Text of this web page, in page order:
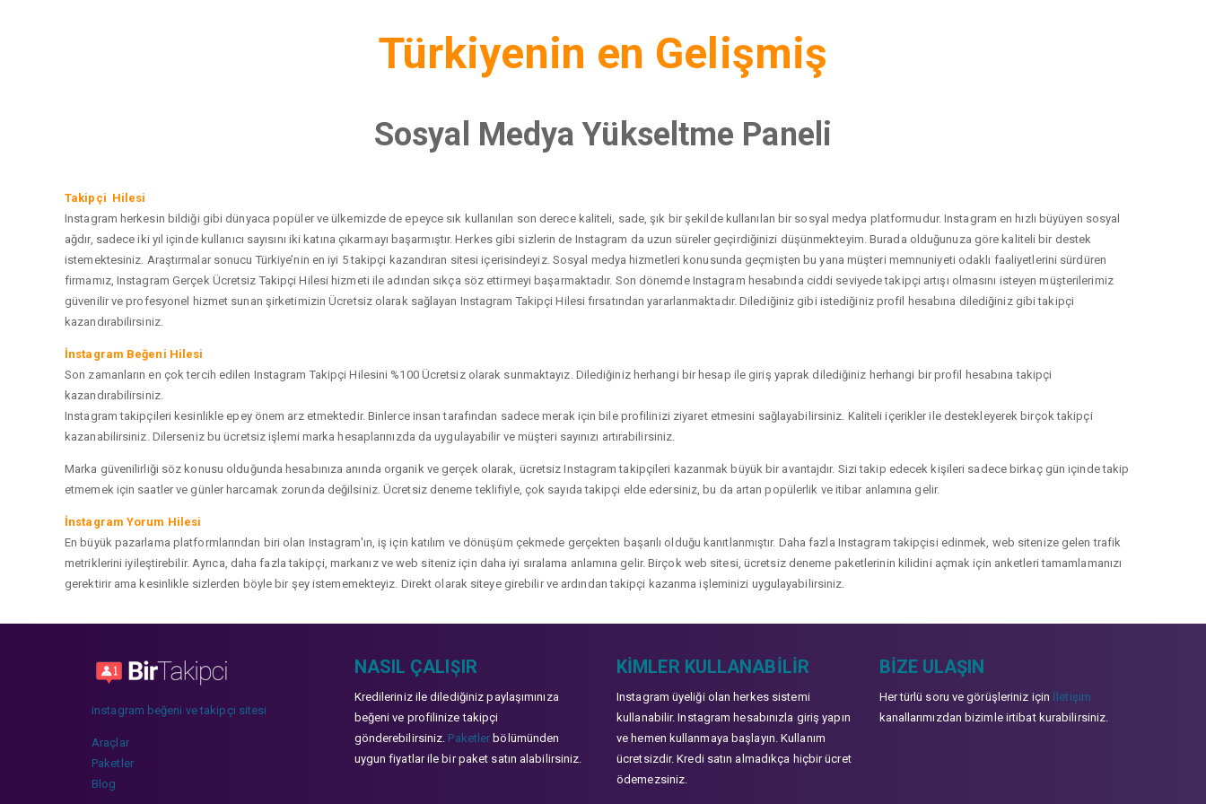
Türkiyenin en Gelişmiş
Sosyal Medya Yükseltme Paneli
Takipçi Hilesi
Instagram herkesin bildiği gibi dünyaca popüler ve ülkemizde de epeyce sık kullanılan son derece kaliteli, sade, şık bir şekilde kullanılan bir sosyal medya platformudur. Instagram en hızlı büyüyen sosyal
ağdır, sadece iki yıl içinde kullanıcı sayısını iki katına çıkarmayı başarmıştır. Herkes gibi sizlerin de Instagram da uzun süreler geçirdiğinizi düşünmekteyim. Burada olduğunuza göre kaliteli bir destek
istemektesiniz. Araştırmalar sonucu Türkiye’nin en iyi 5 takipçi kazandıran sitesi içerisindeyiz. Sosyal medya hizmetleri konusunda geçmişten bu yana müşteri memnuniyeti odaklı faaliyetlerini sürdüren
firmamız, Instagram Gerçek Ücretsiz Takipçi Hilesi hizmeti ile adından sıkça söz ettirmeyi başarmaktadır. Son dönemde Instagram hesabında ciddi seviyede takipçi artışı olmasını isteyen müşterilerimiz
güvenilir ve profesyonel hizmet sunan şirketimizin Ücretsiz olarak sağlayan Instagram Takipçi Hilesi fırsatından yararlanmaktadır. Dilediğiniz gibi istediğiniz profil hesabına dilediğiniz gibi takipçi
kazandırabilirsiniz.
İnstagram Beğeni Hilesi
Son zamanların en çok tercih edilen Instagram Takipçi Hilesini %100 Ücretsiz olarak sunmaktayız. Dilediğiniz herhangi bir hesap ile giriş yaprak dilediğiniz herhangi bir profil hesabına takipçi
kazandırabilirsiniz.
Instagram takipçileri kesinlikle epey önem arz etmektedir. Binlerce insan tarafından sadece merak için bile profilinizi ziyaret etmesini sağlayabilirsiniz. Kaliteli içerikler ile destekleyerek birçok takipçi
kazanabilirsiniz. Dilerseniz bu ücretsiz işlemi marka hesaplarınızda da uygulayabilir ve müşteri sayınızı artırabilirsiniz.
Marka güvenilirliği söz konusu olduğunda hesabınıza anında organik ve gerçek olarak, ücretsiz Instagram takipçileri kazanmak büyük bir avantajdır. Sizi takip edecek kişileri sadece birkaç gün içinde takip
etmemek için saatler ve günler harcamak zorunda değilsiniz. Ücretsiz deneme teklifiyle, çok sayıda takipçi elde edersiniz, bu da artan popülerlik ve itibar anlamına gelir.
İnstagram Yorum Hilesi
En büyük pazarlama platformlarından biri olan Instagram'ın, iş için katılım ve dönüşüm çekmede gerçekten başarılı olduğu kanıtlanmıştır. Daha fazla Instagram takipçisi edinmek, web sitenize gelen trafik
metriklerini iyileştirebilir. Ayrıca, daha fazla takipçi, markanız ve web siteniz için daha iyi sıralama anlamına gelir. Birçok web sitesi, ücretsiz deneme paketlerinin kilidini açmak için anketleri tamamlamanızı
gerektirir ama kesinlikle sizlerden böyle bir şey istememekteyiz. Direkt olarak siteye girebilir ve ardından takipçi kazanma işleminizi uygulayabilirsiniz.
instagram beğeni ve takipçi sitesi
Araçlar
Paketler
Blog
NASIL ÇALIŞIR
Kredileriniz ile dilediğiniz paylaşımınıza
beğeni ve profilinize takipçi
gönderebilirsiniz. Paketler bölümünden
uygun fiyatlar ile bir paket satın alabilirsiniz.
KIMLER KULLANABILIR
Instagram üyeliği olan herkes sistemi
kullanabilir. Instagram hesabınızla giriş yapın
ve hemen kullanmaya başlayın. Kullanım
ücretsizdir. Kredi satın almadıkça hiçbir ücret
ödemezsiniz.
BIZE ULAŞIN
Her türlü soru ve görüşleriniz için İletişim
kanallarımızdan bizimle irtibat kurabilirsiniz.